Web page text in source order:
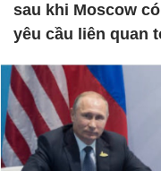
sau khi Moscow
yêu cầu liên quan